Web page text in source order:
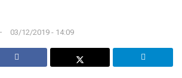
03/12/2019 - 14:09